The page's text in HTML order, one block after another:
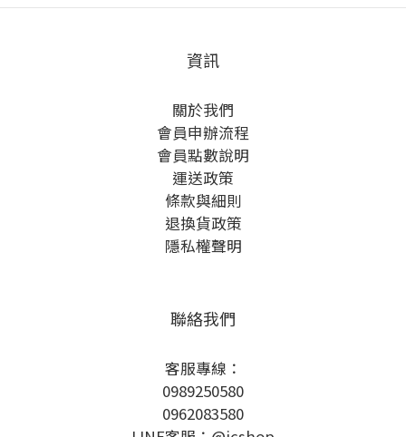
資訊
關於我們
會員申辦流程
會員點數說明
運送政策
條款與細則
退換貨政策
隱私權聲明
聯絡我們
客服專線：
0989250580
0962083580